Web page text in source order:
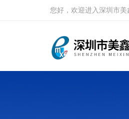
您好，欢迎进入深圳市美